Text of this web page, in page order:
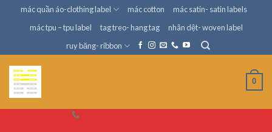
mác quần áo-clothing label mác cotton
mác satin- satin labels
mác tpu – tpu label
tag treo- hang tag
nhãn dệt- woven label
ruy băng- ribbon
0